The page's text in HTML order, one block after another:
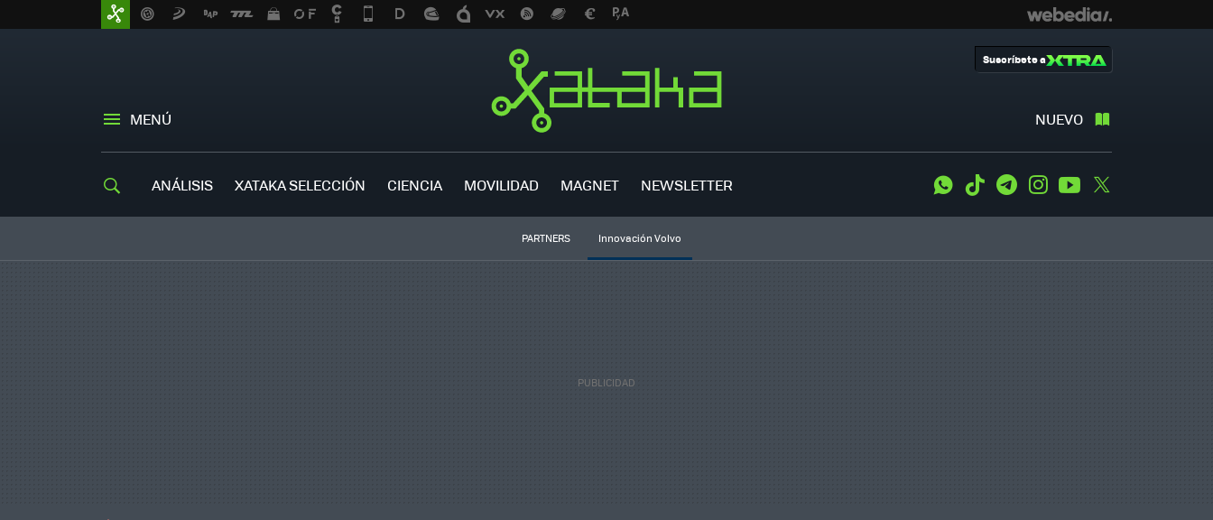
MENÚ NUEVO
Suscríbete a
ANÁLISIS XATAKA SELECCIÓN CIENCIA MOVILIDAD MAGNET NEWSLETTER WhatsApp
Tiktok TelegramInstagramYoutube
PARTNERS Innovación Volvo